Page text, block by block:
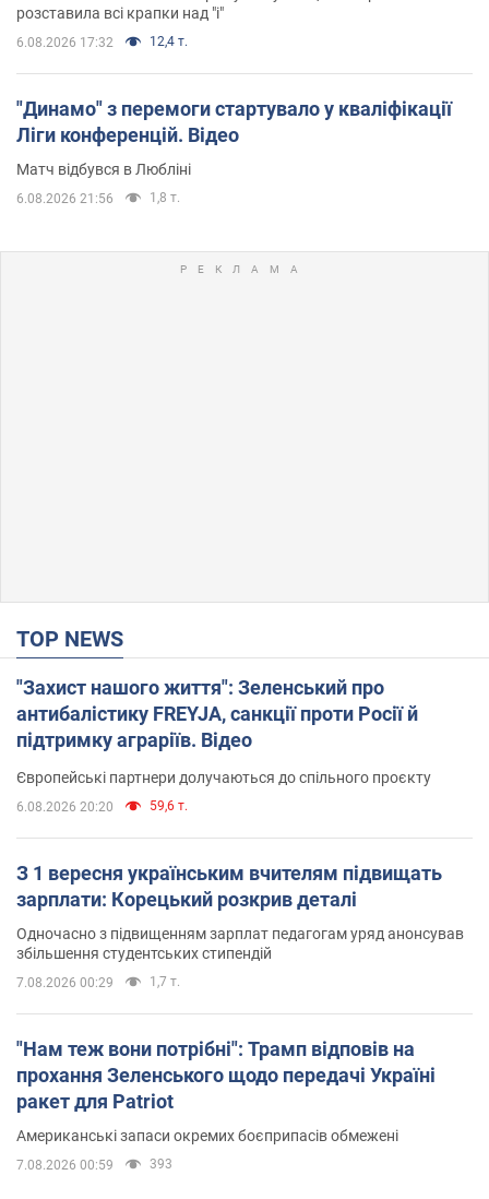
розставила всі крапки над "і"
6.08.2026 17:32 12,4 т.
"Динамо" з перемоги стартувало у кваліфікації
Ліги конференцій. Відео
Матч відбувся в Любліні
6.08.2026 21:56 1,8 т.
TOP NEWS
"Захист нашого життя": Зеленський про
антибалістику FREYJA, санкції проти Росії й
підтримку аграріїв. Відео
Європейські партнери долучаються до спільного проєкту
6.08.2026 20:20 59,6 т.
З 1 вересня українським вчителям підвищать
зарплати: Корецький розкрив деталі
Одночасно з підвищенням зарплат педагогам уряд анонсував
збільшення студентських стипендій
7.08.2026 00:29 1,7 т.
"Нам теж вони потрібні": Трамп відповів на
прохання Зеленського щодо передачі Україні
ракет для Patriot
Американські запаси окремих боєприпасів обмежені
7.08.2026 00:59 393